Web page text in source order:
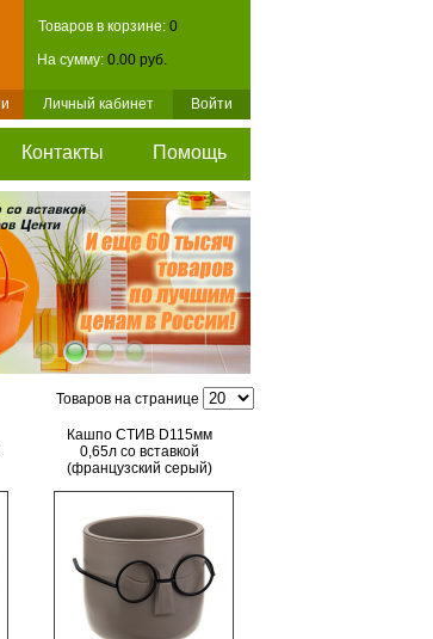
Товаров в корзине: 0
На сумму: 0.00 руб.
Личный кабинет Войти
Контакты Помощь
Товаров на странице
Кашпо СТИВ D115мм
0,65л со вставкой
(французcкий серый)